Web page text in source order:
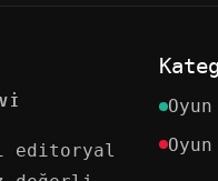
editoryal